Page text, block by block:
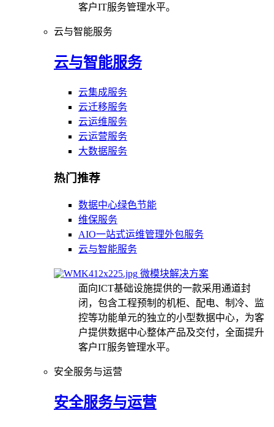
客户IT服务管理水平。
云与智能服务
云与智能服务
云集成服务
云迁移服务
云运维服务
云运营服务
大数据服务
热门推荐
数据中心绿色节能
维保服务
AIO一站式运维管理外包服务
云与智能服务
微模块解决方案
面向ICT基础设施提供的一款采用通道封
闭，包含工程预制的机柜、配电、制冷、监
控等功能单元的独立的小型数据中心，为客
户提供数据中心整体产品及交付，全面提升
客户IT服务管理水平。
安全服务与运营
安全服务与运营